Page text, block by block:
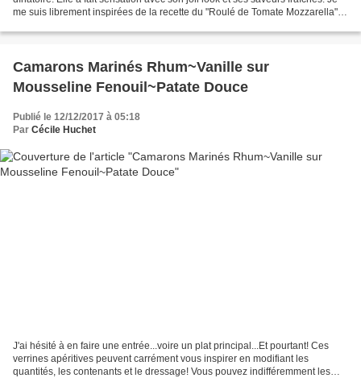
me suis librement inspirées de la recette du "Roulé de Tomate Mozzarella"
Camarons Marinés Rhum~Vanille sur
Mousseline Fenouil~Patate Douce
Publié le 12/12/2017 à 05:18
Par Cécile Huchet
J'ai hésité à en faire une entrée...voire un plat principal...Et pourtant! Ces
verrines apéritives peuvent carrément vous inspirer en modifiant les
quantités, les contenants et le dressage! Vous pouvez indifféremment les